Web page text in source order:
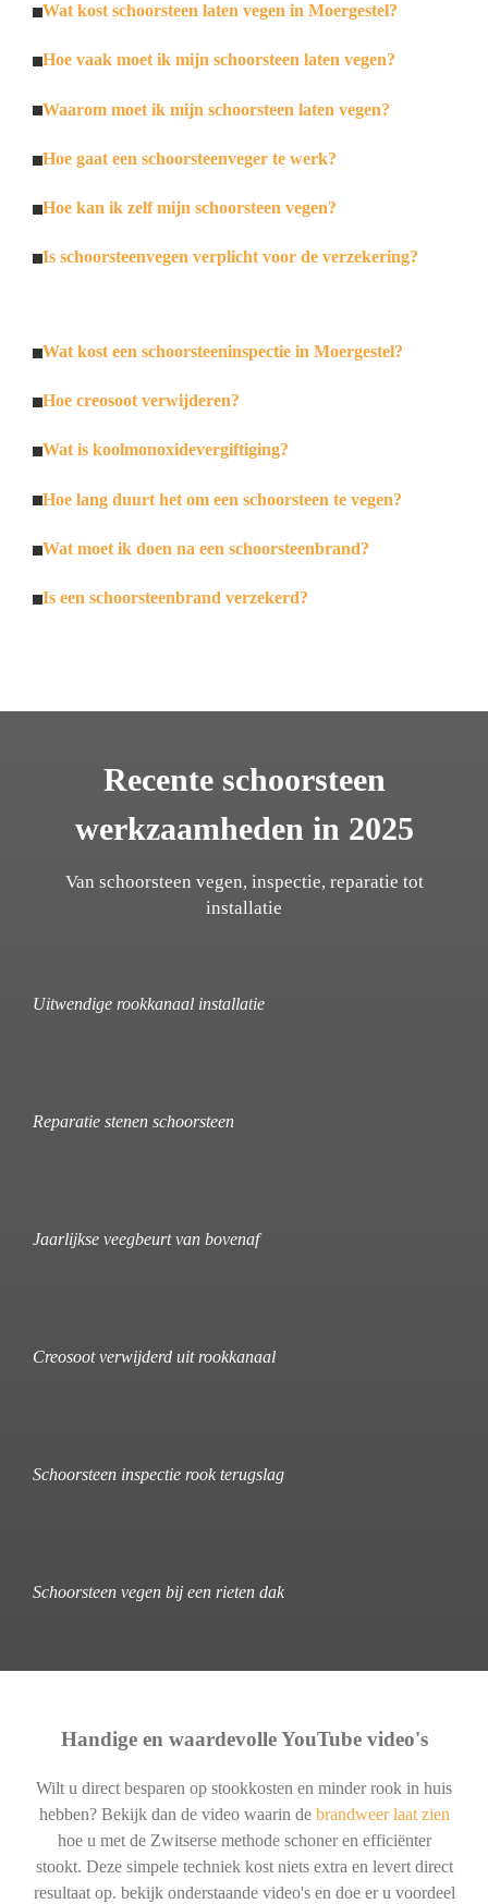
Wat kost schoorsteen laten vegen in Moergestel?
Hoe vaak moet ik mijn schoorsteen laten vegen?
Waarom moet ik mijn schoorsteen laten vegen?
Hoe gaat een schoorsteenveger te werk?
Hoe kan ik zelf mijn schoorsteen vegen?
Is schoorsteenvegen verplicht voor de verzekering?
Wat kost een schoorsteeninspectie in Moergestel?
Hoe creosoot verwijderen?
Wat is koolmonoxidevergiftiging?
Hoe lang duurt het om een schoorsteen te vegen?
Wat moet ik doen na een schoorsteenbrand?
Is een schoorsteenbrand verzekerd?
Recente schoorsteen
werkzaamheden in 2025
Van schoorsteen vegen, inspectie, reparatie tot
installatie
Uitwendige rookkanaal installatie
Reparatie stenen schoorsteen
Jaarlijkse veegbeurt van bovenaf
Creosoot verwijderd uit rookkanaal
Schoorsteen inspectie rook terugslag
Schoorsteen vegen bij een rieten dak
Handige en waardevolle YouTube video's
Wilt u direct besparen op stookkosten en minder rook in huis
hebben? Bekijk dan de video waarin de brandweer laat zien
hoe u met de Zwitserse methode schoner en efficiënter
stookt. Deze simpele techniek kost niets extra en levert direct
resultaat op. bekijk onderstaande video's en doe er u voordeel